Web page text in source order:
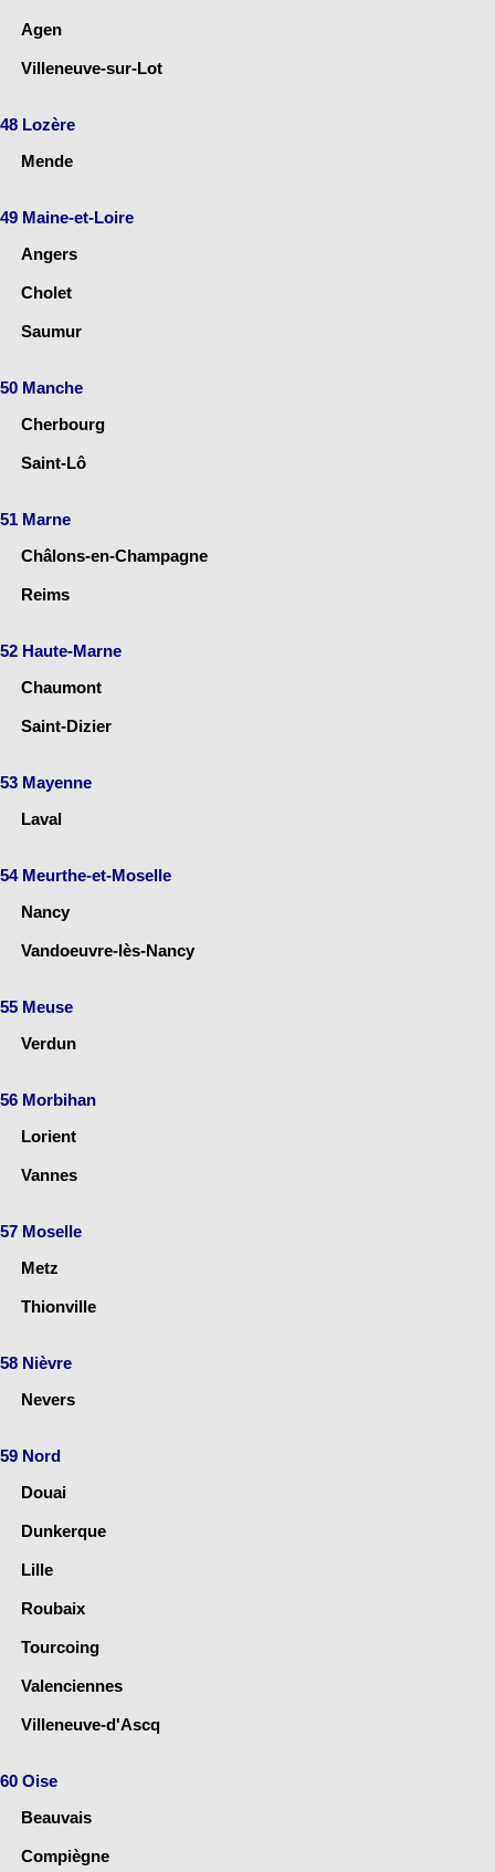
Agen
Villeneuve-sur-Lot
48 Lozère
Mende
49 Maine-et-Loire
Angers
Cholet
Saumur
50 Manche
Cherbourg
Saint-Lô
51 Marne
Châlons-en-Champagne
Reims
52 Haute-Marne
Chaumont
Saint-Dizier
53 Mayenne
Laval
54 Meurthe-et-Moselle
Nancy
Vandoeuvre-lès-Nancy
55 Meuse
Verdun
56 Morbihan
Lorient
Vannes
57 Moselle
Metz
Thionville
58 Nièvre
Nevers
59 Nord
Douai
Dunkerque
Lille
Roubaix
Tourcoing
Valenciennes
Villeneuve-d'Ascq
60 Oise
Beauvais
Compiègne